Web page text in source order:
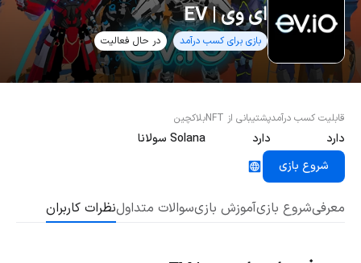
ای وی | EV
بازی برای کسب درآمد در حال فعالیت
قابلیت کسب درآمد
دارد
پشتیبانی از NFT
دارد
بلاکچین
Solana سولانا
شروع بازی
معرفیشروع بازیآموزش بازیسوالات متداولنظرات کاربران